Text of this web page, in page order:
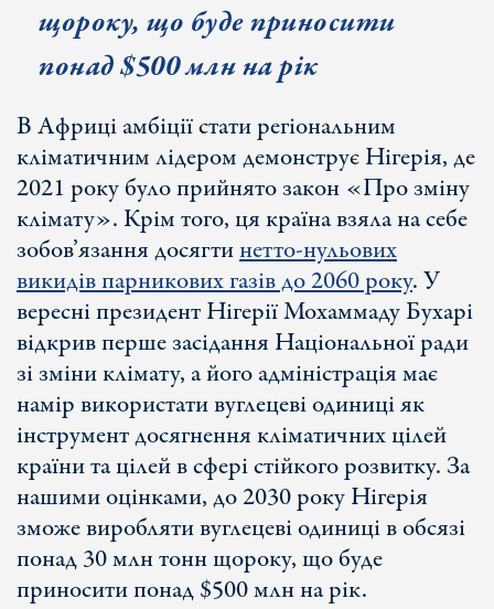
щороку, що буде приносити
понад$500 млн на рік
В Африці амбіції стати регіональним
кліматичним лідером демонструє Нігерія, де
2021 року було прийнято закон «Про зміну
клімату». Крім того, ця країна взяла на себе
зобов’язання досягтинетто-нульових
викидів парникових газів до 2060 року. У
вересні президент Нігерії Мохаммаду Бухарі
відкрив перше засідання Національної ради
зі зміни клімату, а його адміністрація має
намір використати вуглецеві одиниці як
інструмент досягнення кліматичних цілей
країни та цілей в сфері стійкого розвитку. За
нашими оцінками, до 2030 року Нігерія
зможе виробляти вуглецеві одиниці в обсязі
понад 30 млн тонн щороку, що буде
приносити понад $500 млн на рік.